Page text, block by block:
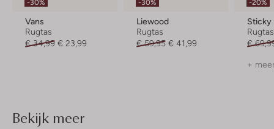
-30%
Vans
Rugtas
€ 34,99 € 23,99
-30%
Liewood
Rugtas
€ 59,95 € 41,99
-20%
Sticky
Rugtas
€
+
Bekijk meer